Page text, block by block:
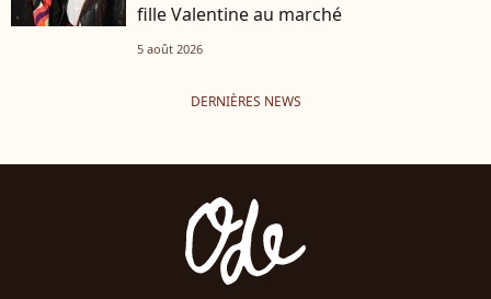
fille Valentine au marché
5 août 2026
DERNIÈRES NEWS